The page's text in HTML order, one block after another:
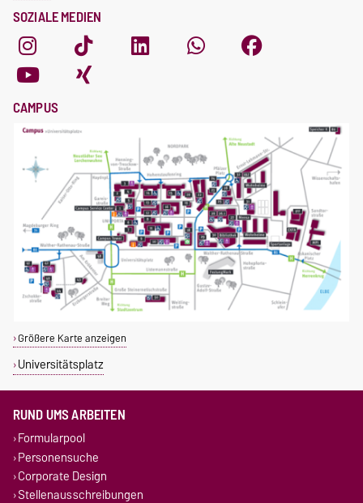
SOZIALE MEDIEN
CAMPUS
Größere Karte anzeigen
Universitätsplatz
RUND UMS ARBEITEN
Formularpool
Personensuche
Corporate Design
Stellenausschreibungen